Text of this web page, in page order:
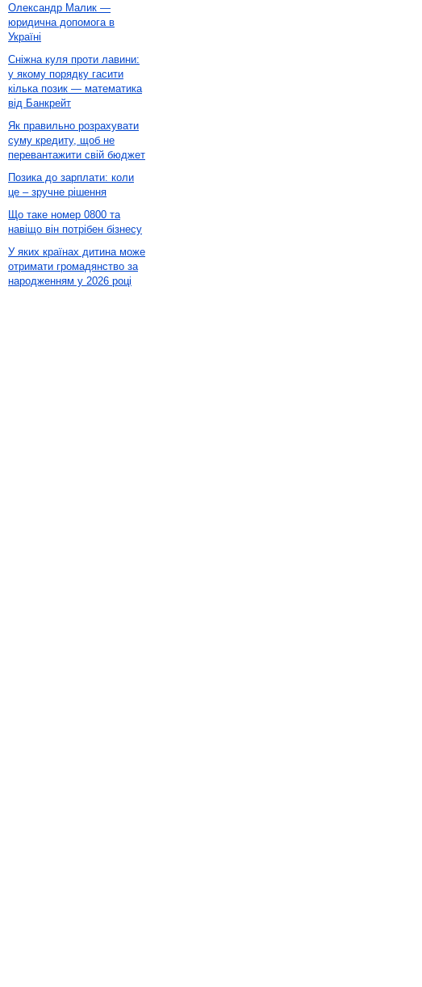
Олександр Малик —
юридична допомога в
Україні
Сніжна куля проти лавини:
у якому порядку гасити
кілька позик — математика
від Банкрейт
Як правильно розрахувати
суму кредиту, щоб не
перевантажити свій бюджет
Позика до зарплати: коли
це – зручне рішення
Що таке номер 0800 та
навіщо він потрібен бізнесу
У яких країнах дитина може
отримати громадянство за
народженням у 2026 році